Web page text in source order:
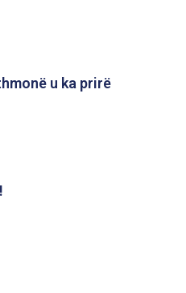
u ka prirë